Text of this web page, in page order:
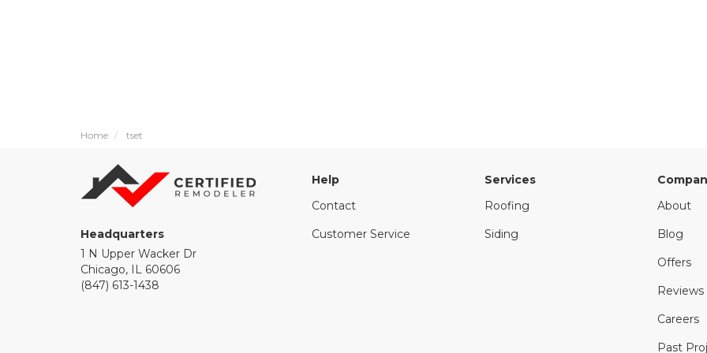
Home tset
Headquarters
1 N Upper Wacker Dr
Chicago, IL 60606
(847) 613-1438
Help
Contact
Customer Service
Services
Roofing
Siding
About
Blog
Offers
Reviews
Careers
Past